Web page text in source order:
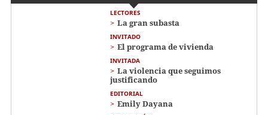
LECTORES
La gran subasta
INVITADO
El programa de vivienda
INVITADA
La violencia que seguimos
justificando
EDITORIAL
Emily Dayana